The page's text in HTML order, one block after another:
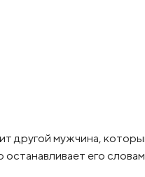
другой мужчина,
его